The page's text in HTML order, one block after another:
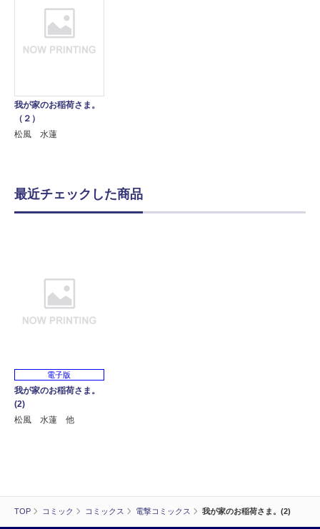
TOP コミック コミックス 電撃コミックス 我が家のお稲荷さま。(2)
我が家のお稲荷さま。
（２）
松風 水蓮
最近チェックした商品
電子版
我が家のお稲荷さま。
(2)
松風 水蓮 他